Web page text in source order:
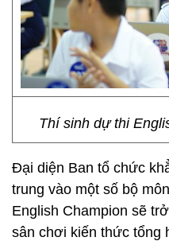
Thí sinh dự thi
Đại diện Ban tổ chức
trung vào một số bộ
English Champion sẽ
sân chơi kiến thức tổng